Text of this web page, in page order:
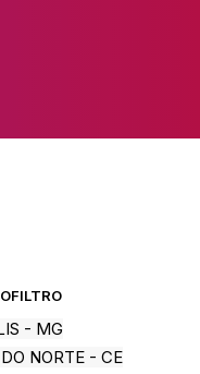
FILTRO
- MG
NORTE - CE